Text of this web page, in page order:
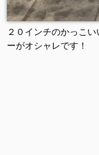
２０インチのかっこ
ーがオシャレです！